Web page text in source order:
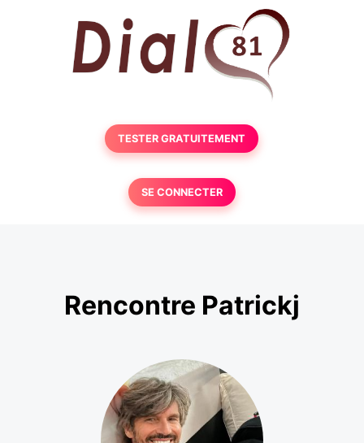
TESTER GRATUITEMENT
SE CONNECTER
Rencontre Patrickj